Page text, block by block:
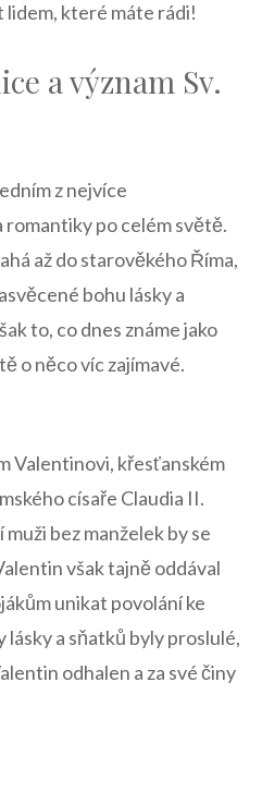
které máte rádi!
a význam‌ Sv.
z nejvíce
‌romantiky po⁢ celém světě.
až do starověkého Říma,
bohu lásky ‌a
to, co ⁢dnes známe ​jako
o něco víc zajímavé.
Valentinovi, křesťanském
⁤císaře‌ Claudia II.
bez ​manželek by ‌se
⁢však tajně oddával
unikat povolání ke
lásky a ⁤sňatků byly proslulé,
odhalen a za své činy